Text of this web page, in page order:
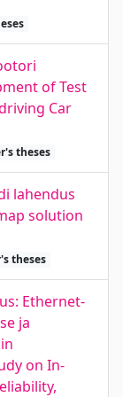
of Test
Car
theses
lahendus
solution
theses
Ethernet-
ja
on In-